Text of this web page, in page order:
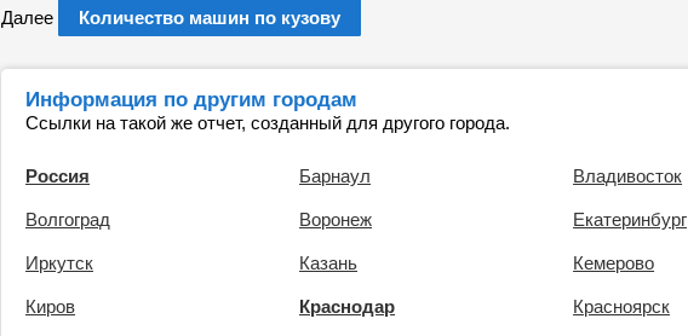
Далее Количество машин по кузову
Информация по другим городам
Ссылки на такой же отчет, созданный для другого города.
Россия Барнаул Владивосток
Волгоград Воронеж Екатеринбург
Иркутск Казань Кемерово
Киров Краснодар Красноярск